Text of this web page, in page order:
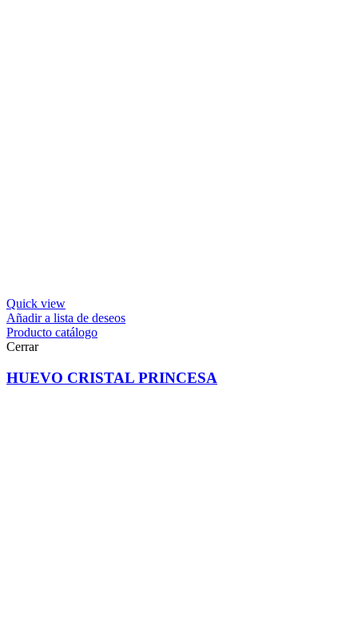
Quick view
Añadir a lista de deseos
Producto catálogo
Cerrar
HUEVO CRISTAL PRINCESA